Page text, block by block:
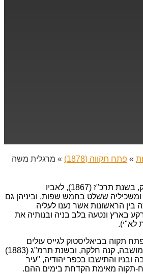
» פתח תקווה (1878) » מרגלית משה
דב בער נולד בביאליסטוק, בשנת תרכ"ז (1867), לאביו
ששלט בחמש שפות, וביניהן גם
בין הראשונות אשר נענו לעליה
בארץ ונטעה בלב בניה ובנותיה את
לא"י).
תקוה בביאליסטוק לגייס עולים
ומתנחלים לשם חידוש המושבה, קנה חלקה, ובשנת תרמ"ג (1883)
והתישבו בכפר יהודיה, "עיר
תקוה מאימת הקדחת בימים ההם.